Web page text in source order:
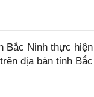
Bắc Ninh thực
địa bàn tỉnh